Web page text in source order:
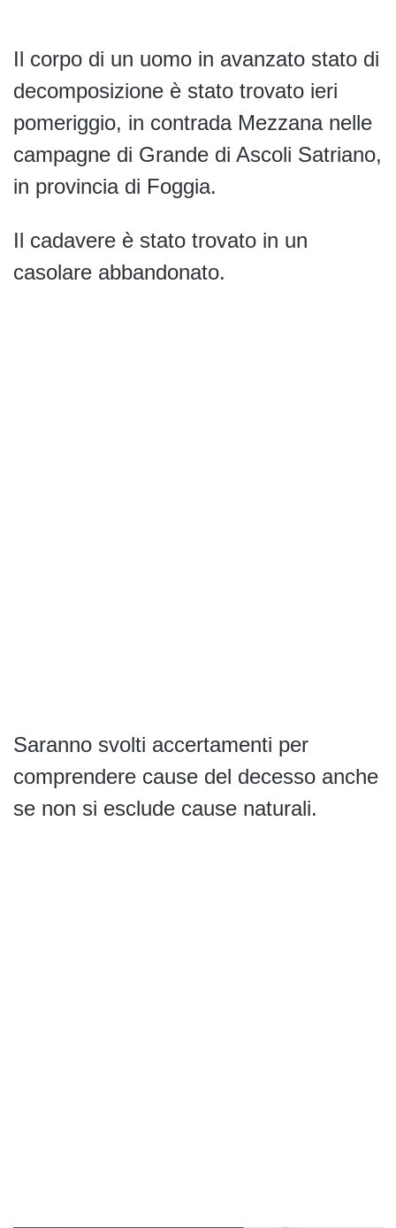
Il corpo di un uomo in avanzato stato di
decomposizione è stato trovato ieri
pomeriggio, in contrada Mezzana nelle
campagne di Grande di Ascoli Satriano,
in provincia di Foggia.
Il cadavere è stato trovato in un
casolare abbandonato.
Saranno svolti accertamenti per
comprendere cause del decesso anche
se non si esclude cause naturali.